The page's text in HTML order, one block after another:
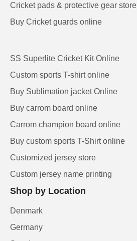
Cricket pads & protective gear store
Buy Cricket guards online
SS Superlite Cricket Kit Online
Custom sports T-shirt online
Buy Sublimation jacket Online
Buy carrom board online
Carrom champion board online
Buy custom sports T-Shirt online
Customized jersey store
Custom jersey name printing
Shop by Location
Denmark
Germany